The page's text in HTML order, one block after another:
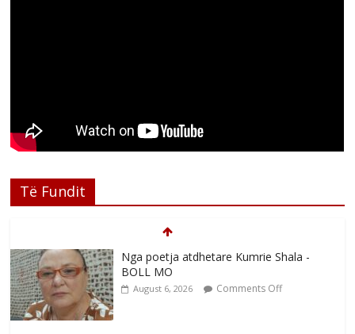
Të Fundit
Nga poetja atdhetare Kumrie Shala -
BOLL MO
August 6, 2026 Comments Off